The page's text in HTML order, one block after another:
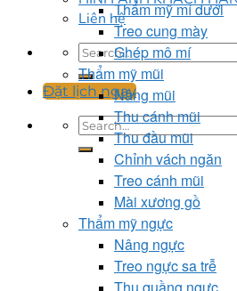
Liên hệ
Đặt lịch ngay
Thẩm mỹ mí dưới
Treo cung mày
Ghép mô mí
Thẩm mỹ mũi
Nâng mũi
Thu cánh mũi
Thu đầu mũi
Chỉnh vách ngăn
Treo cánh mũi
Mài xương gồ
Thẩm mỹ ngực
Nâng ngực
Treo ngực sa trễ